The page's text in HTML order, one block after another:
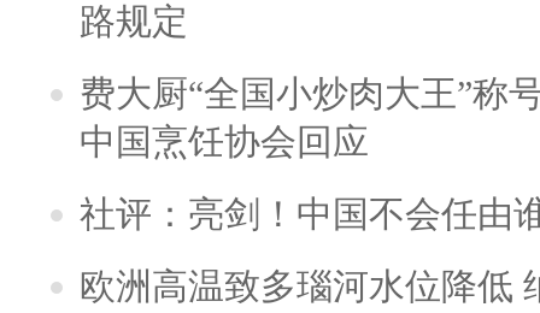
路规定
费大厨“全国小炒肉大王”称
中国烹饪协会回应
社评：亮剑！中国不会任由
欧洲高温致多瑙河水位降低